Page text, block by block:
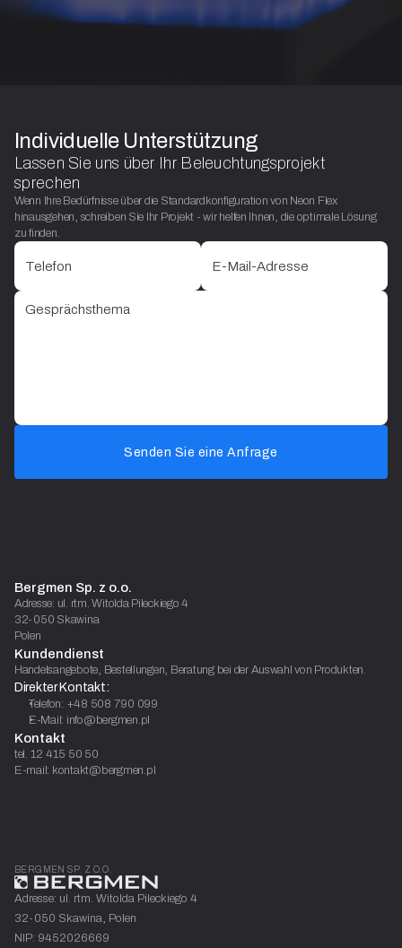
Individuelle Unterstützung
Lassen Sie uns über Ihr Beleuchtungsprojekt
sprechen
Wenn Ihre Bedürfnisse über die Standardkonfiguration von Neon Flex
hinausgehen, schreiben Sie Ihr Projekt - wir helfen Ihnen, die optimale Lösung
zu finden.
Senden Sie eine Anfrage
Bergmen Sp. z o.o.
Adresse: ul. rtm. Witolda Pileckiego 4
32-050 Skawina
Polen
Kundendienst
Handelsangebote, Bestellungen, Beratung bei der Auswahl von Produkten.
Direkter Kontakt:
Telefon: +48 508 790 099
E-Mail: info@bergmen.pl
Kontakt
tel. 12 415 50 50
E-mail: kontakt@bergmen.pl
BERGMEN SP. Z O.O.
Adresse: ul. rtm. Witolda Pileckiego 4
32-050 Skawina, Polen
NIP: 9452026669